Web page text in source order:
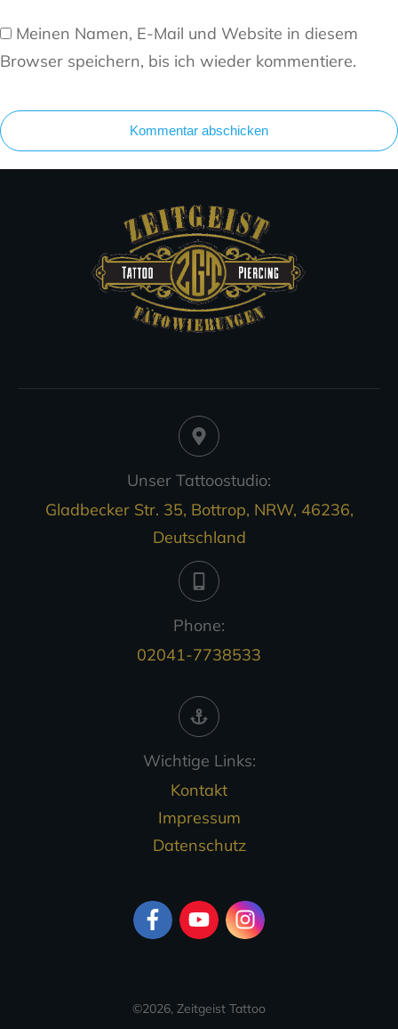
Meinen Namen, E-Mail und Website in diesem
Browser speichern, bis ich wieder kommentiere.
Kommentar abschicken
Unser Tattoostudio:
Gladbecker Str. 35, Bottrop, NRW, 46236,
Deutschland
Phone:
02041-7738533
Wichtige Links:
Kontakt
Impressum
Datenschutz
©2026, Zeitgeist Tattoo